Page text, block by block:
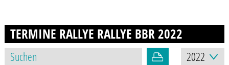
TERMINE RALLYE RALLYE BBR2022